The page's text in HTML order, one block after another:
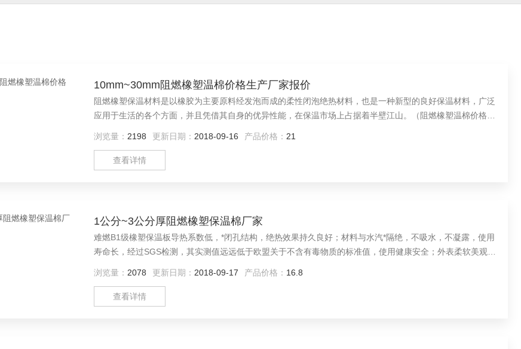
10mm~30mm阻燃橡塑温棉价格生产厂家报价
阻燃橡塑保温材料是以橡胶为主要原料经发泡而成的柔性闭泡绝热材料，也是一种新型的良好保温材料，广泛
应用于生活的各个方面，并且凭借其自身的优异性能，在保温市场上占据着半壁江山。（阻燃橡塑温棉价格生
浏览量： 2198 更新日期： 2018-09-16 产品价格： 21
查看详情
1公分~3公分厚阻燃橡塑保温棉厂家
难燃B1级橡塑保温板导热系数低，*闭孔结构，绝热效果持久良好；材料与水汽*隔绝，不吸水，不凝露，使用
寿命长，经过SGS检测，其实测值远远低于欧盟关于不含有毒物质的标准值，使用健康安全；外表柔软美观，
浏览量： 2078 更新日期： 2018-09-17 产品价格： 16.8
查看详情